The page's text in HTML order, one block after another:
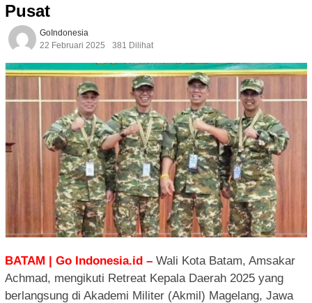
Pusat
GoIndonesia
22 Februari 2025
381 Dilihat
BATAM | Go Indonesia.id – Wali Kota Batam, Amsakar
Achmad, mengikuti Retreat Kepala Daerah 2025 yang
berlangsung di Akademi Militer (Akmil) Magelang, Jawa